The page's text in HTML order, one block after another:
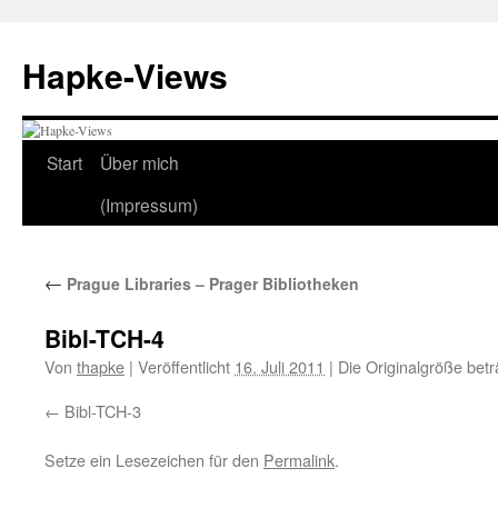
springen
Hapke-Views
Start
Über mich
(Impressum)
← Prague Libraries – Prager Bibliotheken
Bibl-TCH-4
Von thapke | Veröffentlicht 16. Juli 2011 | Die Originalgröße
Bibl-TCH-3
Setze ein Lesezeichen für den Permalink.